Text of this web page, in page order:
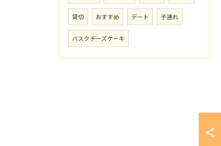
貸切 おすすめ デート 子連れ
バスクチーズケーキ